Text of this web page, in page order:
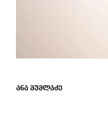
ანა მუმლაძე